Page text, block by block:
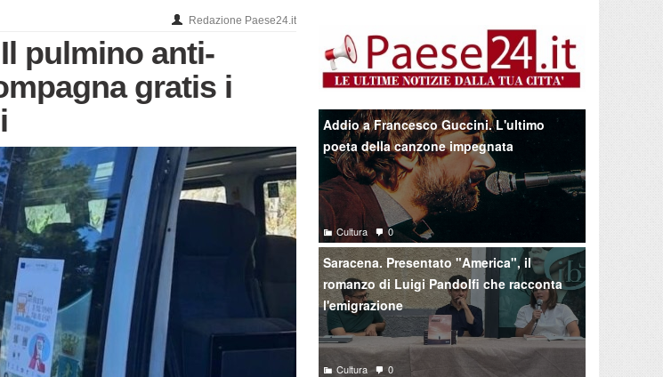
Redazione Paese24.it
pulmino anti-
gratis i
Addio a Francesco Guccini. L'ultimo
poeta della canzone impegnata
Cultura 0
Saracena. Presentato "America", il
romanzo di Luigi Pandolfi che racconta
l'emigrazione
Cultura 0